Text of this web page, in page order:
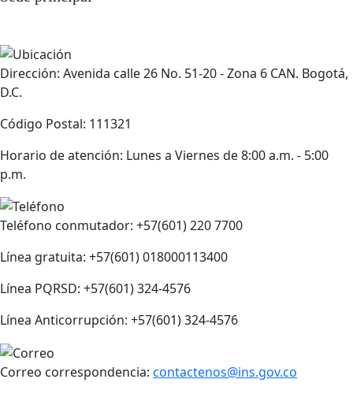
Dirección: Avenida calle 26 No. 51-20 - Zona 6 CAN. Bogotá,
D.C.
Código Postal: 111321
Horario de atención: Lunes a Viernes de 8:00 a.m. - 5:00
p.m.
Teléfono conmutador: +57(601) 220 7700
Línea gratuita: +57(601) 018000113400
Línea PQRSD: +57(601) 324-4576
Línea Anticorrupción: +57(601) 324-4576
Correo correspondencia: contactenos@ins.gov.co